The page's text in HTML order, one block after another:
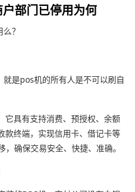
部门已停用为何
？
是pos机的所有人是不可以刷自
它具有支持消费、预授权、余额
款终端，实现信用卡、借记卡等
确保交易安全、快捷、准确。